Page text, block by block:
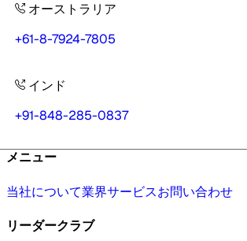
オーストラリア
+61-8-7924-7805
インド
+91-848-285-0837
メニュー
当社について業界サービスお問い合わせ
リーダークラブ